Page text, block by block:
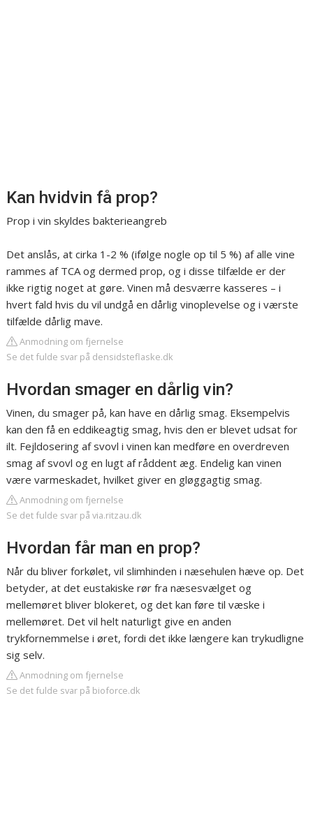
Kan hvidvin få prop?
Prop i vin skyldes bakterieangreb
Det anslås, at cirka 1-2 % (ifølge nogle op til 5 %) af alle vine
rammes af TCA og dermed prop, og i disse tilfælde er der
ikke rigtig noget at gøre. Vinen må desværre kasseres – i
hvert fald hvis du vil undgå en dårlig vinoplevelse og i værste
tilfælde dårlig mave.
Anmodning om fjernelse
Se det fulde svar på densidsteflaske.dk
Hvordan smager en dårlig vin?
Vinen, du smager på, kan have en dårlig smag. Eksempelvis
kan den få en eddikeagtig smag, hvis den er blevet udsat for
ilt. Fejldosering af svovl i vinen kan medføre en overdreven
smag af svovl og en lugt af råddent æg. Endelig kan vinen
være varmeskadet, hvilket giver en gløggagtig smag.
Anmodning om fjernelse
Se det fulde svar på via.ritzau.dk
Hvordan får man en prop?
Når du bliver forkølet, vil slimhinden i næsehulen hæve op. Det
betyder, at det eustakiske rør fra næsesvælget og
mellemøret bliver blokeret, og det kan føre til væske i
mellemøret. Det vil helt naturligt give en anden
trykfornemmelse i øret, fordi det ikke længere kan trykudligne
sig selv.
Anmodning om fjernelse
Se det fulde svar på bioforce.dk